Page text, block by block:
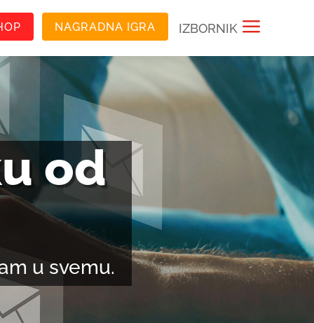
NAGRADNA IGRA IZBORNIK a
od
u svemu.